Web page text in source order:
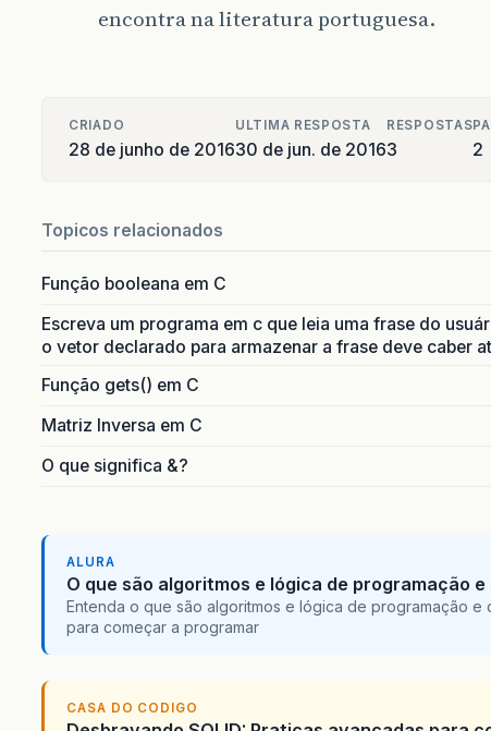
encontra na literatura portuguesa.
CRIADO
28 de junho de 2016
ULTIMA RESPOSTA
30 de jun. de 2016
RESPOSTAS
3 2
Topicos relacionados
Função booleana em C
Escreva um programa em c que leia uma frase do
o vetor declarado para armazenar a frase deve caber
Função gets() em C
Matriz Inversa em C
O que significa &?
ALURA
O que são algoritmos e lógica de programação
Entenda o que são algoritmos e lógica de programação e
para começar a programar
CASA DO CODIGO